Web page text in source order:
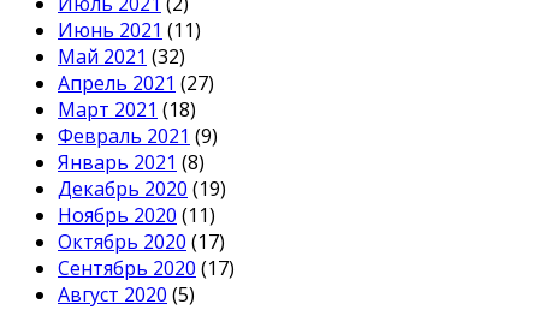
Июнь 2021 (11)
Май 2021 (32)
Апрель 2021 (27)
Март 2021 (18)
Февраль 2021 (9)
Январь 2021 (8)
Декабрь 2020 (19)
Ноябрь 2020 (11)
Октябрь 2020 (17)
Сентябрь 2020 (17)
Август 2020 (5)